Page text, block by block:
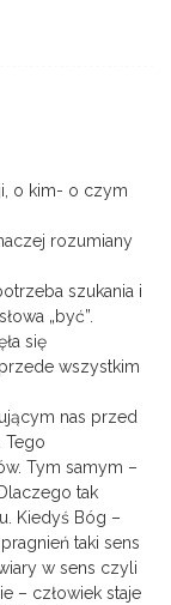
o kim- o czym
rozumiany
szukania i
„być”.
się
wszystkim
nas przed
Tego
Tym samym –
tak
Kiedyś Bóg –
taki sens
w sens czyli
– człowiek staje